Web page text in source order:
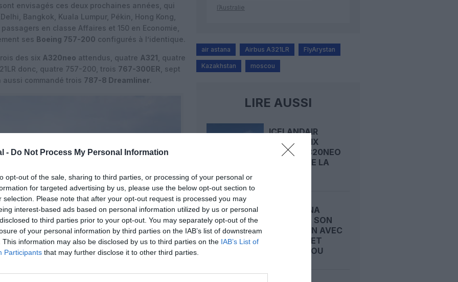
- Do Not Process My Personal Information
opt-out of the sale, sharing to third parties, or processing of your personal or
for targeted advertising by us, please use the below opt-out section to
selection. Please note that after your opt-out request is processed you may
interest-based ads based on personal information utilized by us or personal
to third parties prior to your opt-out. You may separately opt-out of the
of your personal information by third parties on the IAB’s list of downstream
This information may also be disclosed by us to third parties on the IAB’s List of
Participants that may further disclose it to other third parties.
envisagés ces deux prochaines années, qui
Bangkok, Kuala Lumpur, Pékin, Hong Kong,
en classe Affaires et 150 en Economie,
ses Boeing 757-200 configurés à l’identique.
trois des six A320neo attendus, quatre A321 , quatre
donc, quatre 757-200, trois 767-300ER , sept
aussi commandé trois 787-8 Dreamliner.
l’Australie
air astana Airbus A321LR FlyArystan
Kazakhstan moscou
LIRE AUSSI
ICELANDAIR
S’OFFRE DIX
AIRBUS A320NEO
ET TOURNE LA
AIR ASTANA
ACCÉLÈRE SON
EXPANSION AVEC
LARNACA ET
GUANGZHOU